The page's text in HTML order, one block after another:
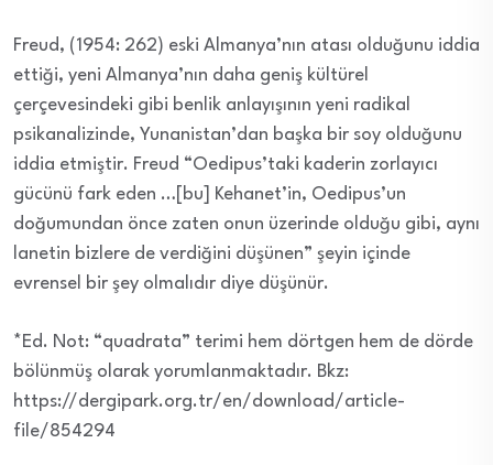
Freud, (1954: 262) eski Almanya’nın atası olduğunu iddia
ettiği, yeni Almanya’nın daha geniş kültürel
çerçevesindeki gibi benlik anlayışının yeni radikal
psikanalizinde, Yunanistan’dan başka bir soy olduğunu
iddia etmiştir. Freud “Oedipus’taki kaderin zorlayıcı
gücünü fark eden …[bu] Kehanet’in, Oedipus’un
doğumundan önce zaten onun üzerinde olduğu gibi, aynı
lanetin bizlere de verdiğini düşünen” şeyin içinde
evrensel bir şey olmalıdır diye düşünür.
*Ed. Not: “quadrata” terimi hem dörtgen hem de dörde
bölünmüş olarak yorumlanmaktadır. Bkz:
https://dergipark.org.tr/en/download/article-
file/854294